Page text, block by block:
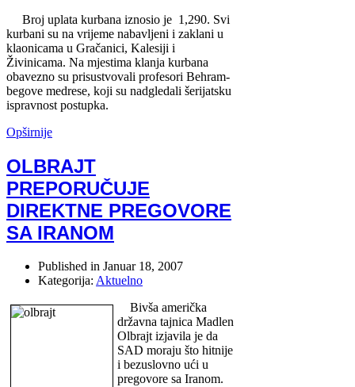
Broj uplata kurbana iznosio je 1,290. Svi
kurbani su na vrijeme nabavljeni i zaklani u
klaonicama u Gračanici, Kalesiji i
Živinicama. Na mjestima klanja kurbana
obavezno su prisustvovali profesori Behram-
begove medrese, koji su nadgledali šerijatsku
ispravnost postupka.
Opširnije
OLBRAJT
PREPORUČUJE
DIREKTNE PREGOVORE
SA IRANOM
Published in Januar 18, 2007
Kategorija: Aktuelno
Bivša američka
državna tajnica Madlen
Olbrajt izjavila je da
SAD moraju što hitnije
i bezuslovno ući u
pregovore sa Iranom.